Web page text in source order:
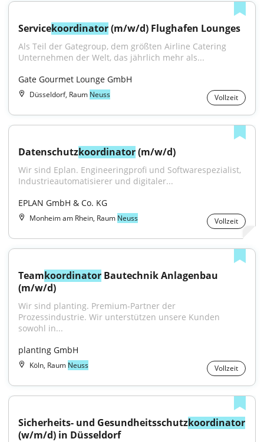
Servicekoordinator (m/w/d) Flughafen Lounges
Als Teil der Gategroup, dem größten Airline Catering
Unternehmen der Welt, das jährlich mehr als...
Gate Gourmet Lounge GmbH
Düsseldorf, Raum Neuss Vollzeit
Datenschutzkoordinator (m/w/d)
Wir sind Eplan. Engineeringprofi und Softwarespezialist,
Industrieautomatisierer und digitaler...
EPLAN GmbH & Co. KG
Monheim am Rhein, Raum Neuss Vollzeit
Teamkoordinator Bautechnik Anlagenbau
(m/w/d)
Wir sind planting. Premium-Partner der
Prozessindustrie. Wir unterstützen unsere Kunden
sowohl in...
plantIng GmbH
Köln, Raum Neuss Vollzeit
Sicherheits- und Gesundheitsschutzkoordinator
(w/m/d) in Düsseldorf